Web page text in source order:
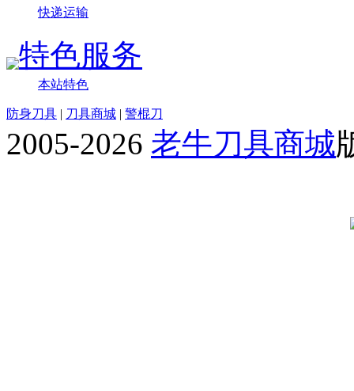
快递运输
特色服务
本站特色
防身刀具 | 刀具商城 | 警棍刀
2005-2026 老牛刀具商城